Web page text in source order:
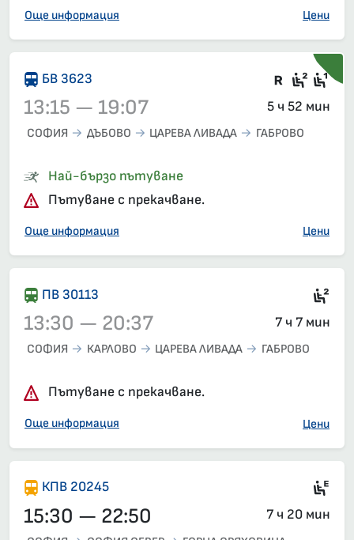
Още информация Цени
БВ 3623 Влак
13:15 — 19:07 5 ч 52 мин
СОФИЯ ДЪБОВО ЦАРЕВА ЛИВАДА ГАБРОВО
Най-бързо пътуване
Пътуване с прекачване.
Още информация Цени
ПВ 30113
13:30 — 20:37 7 ч 7 мин
СОФИЯ КАРЛОВО ЦАРЕВА ЛИВАДА ГАБРОВО
Пътуване с прекачване.
Още информация Цени
КПВ 20245
15:30 — 22:50 7 ч 20 мин